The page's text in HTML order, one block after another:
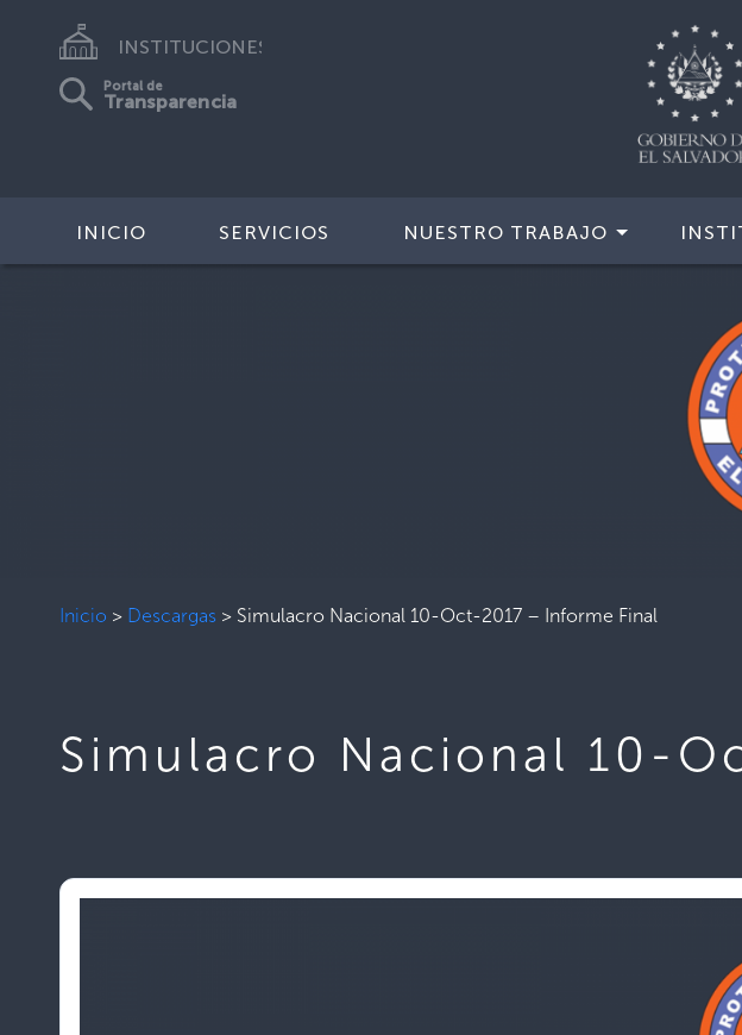
INSTITUCIONES
Portal de
Transparencia
INICIO SERVICIOS NUESTRO TRABAJO
Inicio > Descargas > Simulacro Nacional 10-Oct-2017 – Informe Final
Simulacro Nacional 10-